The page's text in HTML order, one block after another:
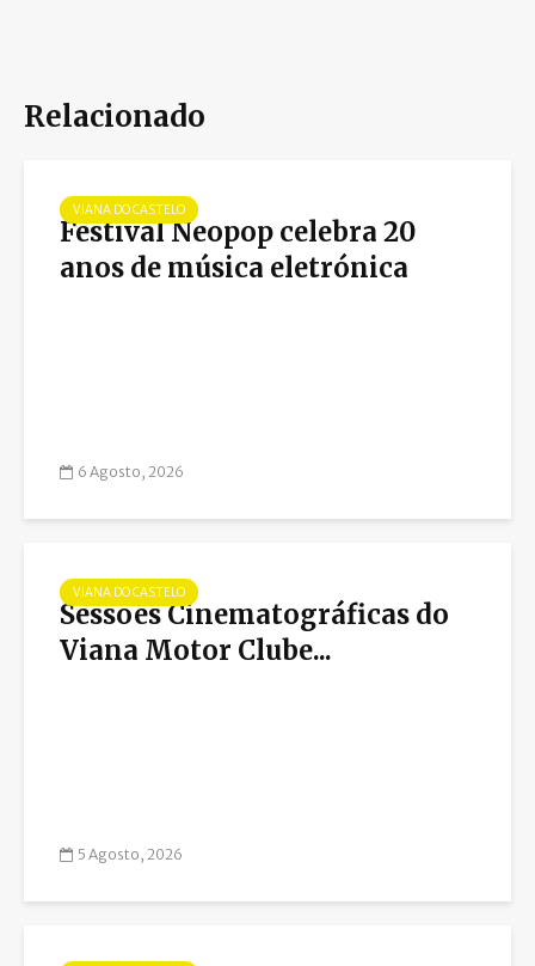
Relacionado
VIANA DO CASTELO
Festival Neopop celebra 20
anos de música eletrónica
6 Agosto, 2026
VIANA DO CASTELO
Sessões Cinematográficas do
Viana Motor Clube...
5 Agosto, 2026